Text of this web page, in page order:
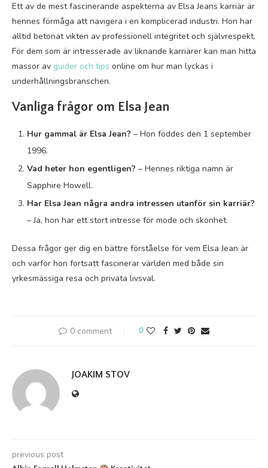
Ett av de mest fascinerande aspekterna av Elsa Jeans karriär är
hennes förmåga att navigera i en komplicerad industri. Hon har
alltid betonat vikten av professionell integritet och självrespekt.
För dem som är intresserade av liknande karriärer kan man hitta
massor av guider och tips online om hur man lyckas i
underhållningsbranschen.
Vanliga frågor om Elsa Jean
Hur gammal är Elsa Jean? – Hon föddes den 1 september
1996.
Vad heter hon egentligen? – Hennes riktiga namn är
Sapphire Howell.
Har Elsa Jean några andra intressen utanför sin karriär?
– Ja, hon har ett stort intresse för mode och skönhet.
Dessa frågor ger dig en bättre förståelse för vem Elsa Jean är
och varför hon fortsatt fascinerar världen med både sin
yrkesmässiga resa och privata livsval.
0 comment 0
JOAKIM STOV
previous post